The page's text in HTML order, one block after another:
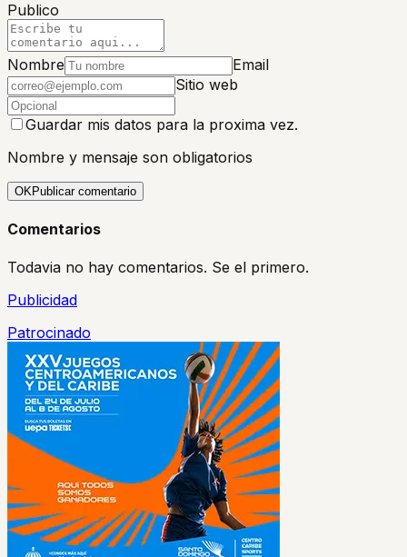
Publico
Nombre
Email
Sitio web
Guardar mis datos para la proxima vez.
Nombre y mensaje son obligatorios
OKPublicar comentario
Comentarios
Todavia no hay comentarios. Se el primero.
Publicidad
Patrocinado